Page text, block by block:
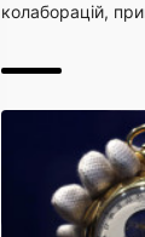
колаборацій,